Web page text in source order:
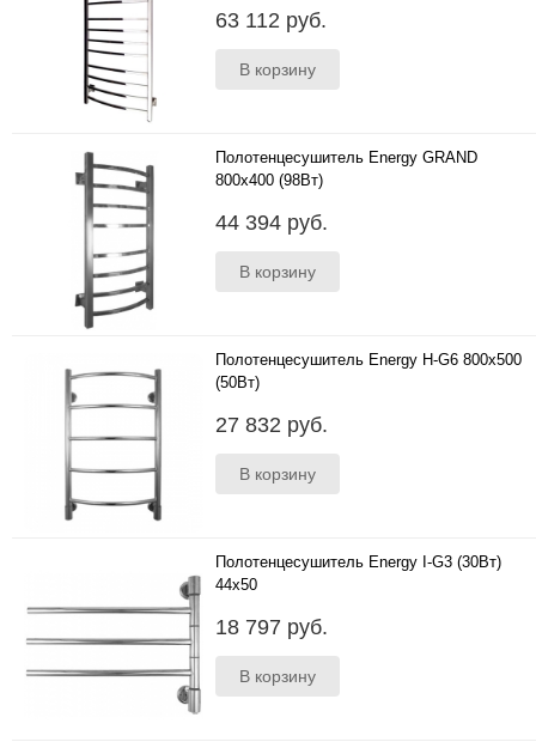
63 112 руб.
Полотенцесушитель Energy GRAND
800x400 (98Вт)
44 394 руб.
Полотенцесушитель Energy H-G6 800x500
(50Вт)
27 832 руб.
Полотенцесушитель Energy I-G3 (30Вт)
44x50
18 797 руб.